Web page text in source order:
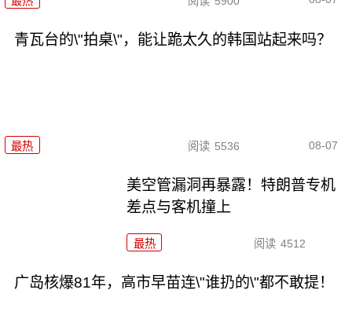
青瓦台的\"拍桌\"，能让跪太久的韩国站起来吗？
最热 阅读 5536 08-07
美空管漏洞再暴露！特朗普专机
差点与客机撞上
最热 阅读 4512
广岛核爆81年，高市早苗连\"谁扔的\"都不敢提！